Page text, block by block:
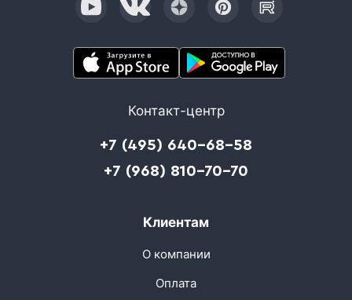
Контакт-центр
+7 (495) 640-68-58
+7 (968) 810-70-70
Клиентам
О компании
Оплата